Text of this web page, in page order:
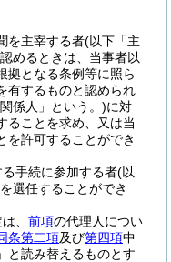
を主宰する者(以下「主
めるときは、当事者以
拠となる条例等に照ら
有するものと認められ
係人」という。)に対
ることを求め、又は当
を許可することができ
手続に参加する者(以
選任することができ
、 前項の代理人につい
条第二項及び第四項中
と読み替えるものとす